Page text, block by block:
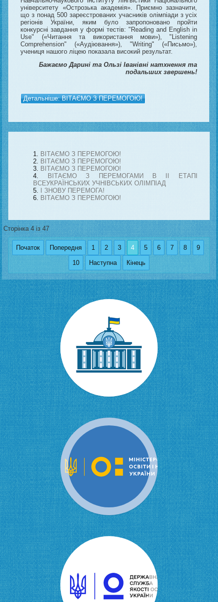
університету «Острозька академія». Приємно зазначити,
що з понад 500 зареєстрованих учасників олімпіади з усіх
регіонів України, яким було запропоновано пройти
конкурсні завдання у формі тестів: "Reading and English in
Use" («Читання та використання мови»), "Listening
Comprehension" («Аудіювання»), "Writing" («Письмо»),
учениця нашого ліцею показала високий результат.
Бажаємо Дарині та Ользі Іванівні натхнення та
подальших звершень!
Детальніше: ВІТАЄМО З ПЕРЕМОГОЮ!
ВІТАЄМО З ПЕРЕМОГОЮ!
ВІТАЄМО З ПЕРЕМОГОЮ!
ВІТАЄМО З ПЕРЕМОГОЮ!
ВІТАЄМО З ПЕРЕМОГАМИ В II ЕТАПІ
ВСЕУКРАЇНСЬКИХ УЧНІВСЬКИХ ОЛІМПІАД
І ЗНОВУ ПЕРЕМОГА!
ВІТАЄМО З ПЕРЕМОГОЮ!
Сторінка 4 із 47
Початок Попередня 1 2 3 4 5 6 7 8 9
10 Наступна Кінець